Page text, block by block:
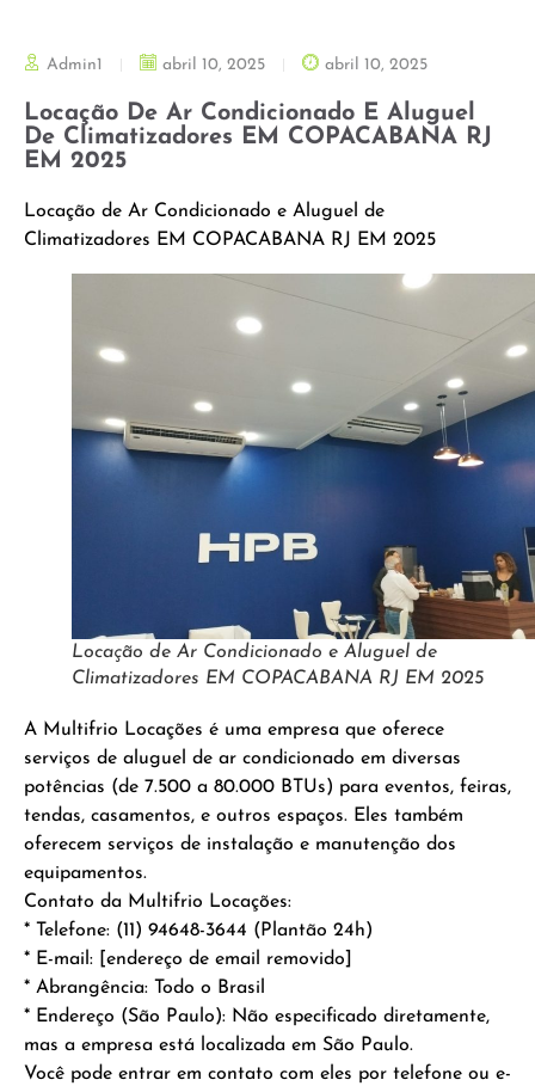
Admin1 abril 10, 2025 abril 10, 2025
Locação De Ar Condicionado E Aluguel
De Climatizadores EM COPACABANA RJ
EM 2025
Locação de Ar Condicionado e Aluguel de
Climatizadores EM COPACABANA RJ EM 2025
Locação de Ar Condicionado e Aluguel de
Climatizadores EM COPACABANA RJ EM 2025
A Multifrio Locações é uma empresa que oferece
serviços de aluguel de ar condicionado em diversas
potências (de 7.500 a 80.000 BTUs) para eventos, feiras,
tendas, casamentos, e outros espaços. Eles também
oferecem serviços de instalação e manutenção dos
equipamentos.
Contato da Multifrio Locações:
* Telefone: (11) 94648-3644 (Plantão 24h)
* E-mail: [endereço de email removido]
* Abrangência: Todo o Brasil
* Endereço (São Paulo): Não especificado diretamente,
mas a empresa está localizada em São Paulo.
Você pode entrar em contato com eles por telefone ou e-